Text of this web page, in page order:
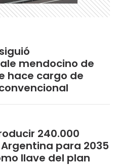
mendocino de
hace cargo de
240.000
para 2035
llave del plan